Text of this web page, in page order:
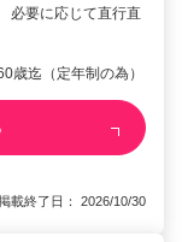
必要に応じて直行直
迄（定年制の為）
終了日： 2026/10/30